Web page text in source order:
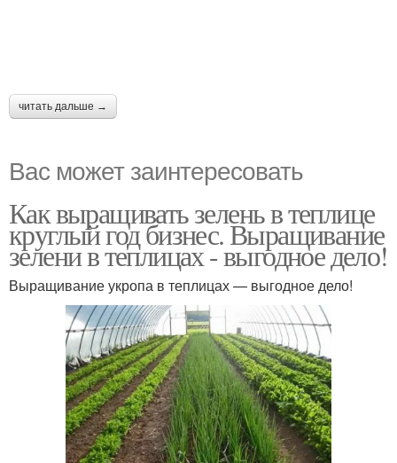
читать дальше →
Вас может заинтересовать
Как выращивать зелень в теплице
круглый год бизнес. Выращивание
зелени в теплицах - выгодное дело!
Выращивание укропа в теплицах — выгодное дело!